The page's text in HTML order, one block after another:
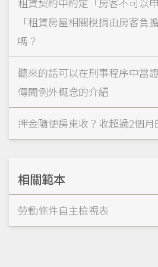
「租賃房屋相關稅捐由房客負
嗎？
聽來的話可以在刑事程序中
傳聞例外概念的介紹
押金隨便房東收？收超過2個月
相關範本
勞動條件自主檢視表